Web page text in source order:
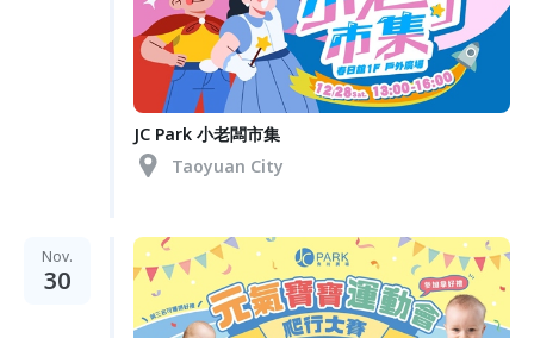
JC Park 小老闆市集
Taoyuan City
Nov.
30